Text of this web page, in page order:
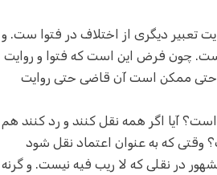
تعبیر دیگری از اختلاف در فتوا ست. و
چون فرض این است که فتوا و روایت
حتی ممکن است آن قاضی حتی روایت
آیا اگر همه نقل کنند و رد کنند هم
وقتی که به عنوان اعتماد نقل شود
در نقلی که لا ریب فیه نیست. و گرنه